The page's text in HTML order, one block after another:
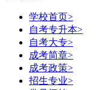
学校首页>
自考专升本>
自考大专>
成考简章>
成考政策>
招生专业>